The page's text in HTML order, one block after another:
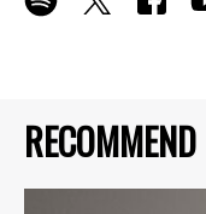
RECOMMEND